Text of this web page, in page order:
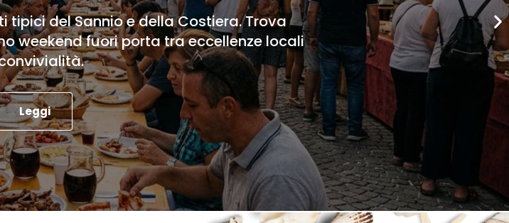
tipici del Sannio e della Costiera. Trova
weekend fuori porta tra eccellenze locali
Leggi